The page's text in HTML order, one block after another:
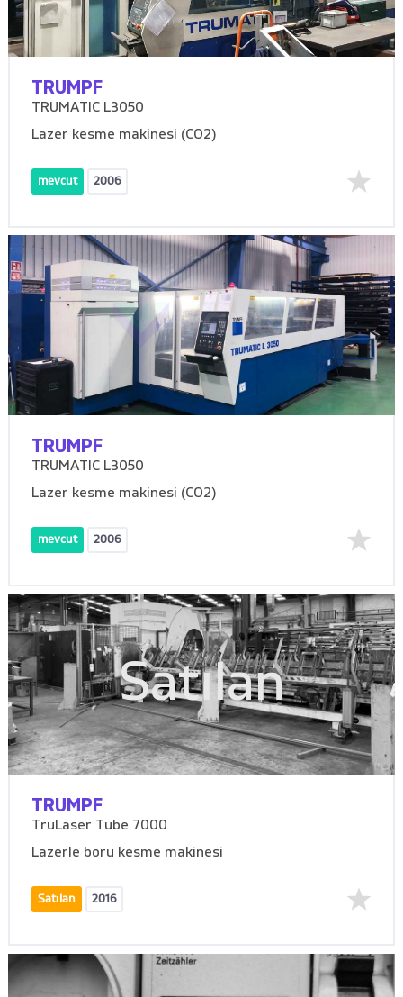
TRUMPF
TRUMATIC L3050
Lazer kesme makinesi (CO2)
mevcut 2006
TRUMPF
TRUMATIC L3050
Lazer kesme makinesi (CO2)
mevcut 2006
Satılan
TRUMPF
TruLaser Tube 7000
Lazerle boru kesme makinesi
Satılan 2016